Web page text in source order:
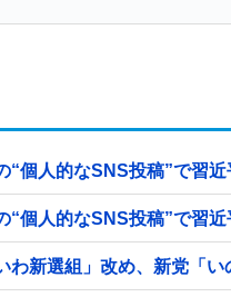
“個人的なSNS投稿”で習
“個人的なSNS投稿”で習
わ新選組」改め、新党「